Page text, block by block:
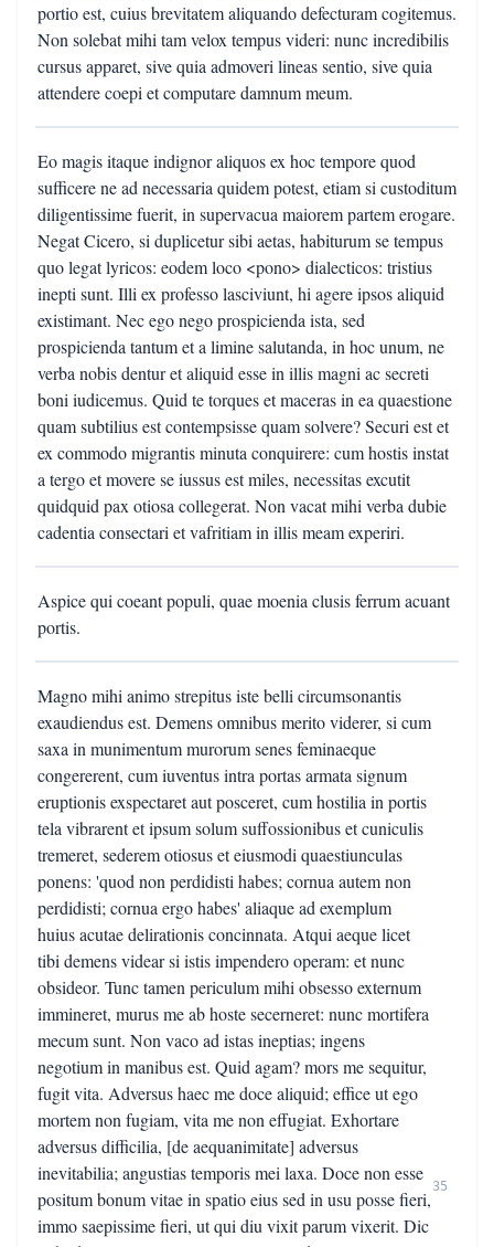
portio est, cuius brevitatem aliquando defecturam cogitemus.
Non solebat mihi tam velox tempus videri: nunc incredibilis
cursus apparet, sive quia admoveri lineas sentio, sive quia
attendere coepi et computare damnum meum.
Eo magis itaque indignor aliquos ex hoc tempore quod
sufficere ne ad necessaria quidem potest, etiam si custoditum
diligentissime fuerit, in supervacua maiorem partem erogare.
Negat Cicero, si duplicetur sibi aetas, habiturum se tempus
quo legat lyricos: eodem loco <pono> dialecticos: tristius
inepti sunt. Illi ex professo lasciviunt, hi agere ipsos aliquid
existimant. Nec ego nego prospicienda ista, sed
prospicienda tantum et a limine salutanda, in hoc unum, ne
verba nobis dentur et aliquid esse in illis magni ac secreti
boni iudicemus. Quid te torques et maceras in ea quaestione
quam subtilius est contempsisse quam solvere? Securi est et
ex commodo migrantis minuta conquirere: cum hostis instat
a tergo et movere se iussus est miles, necessitas excutit
quidquid pax otiosa collegerat. Non vacat mihi verba dubie
cadentia consectari et vafritiam in illis meam experiri.
Aspice qui coeant populi, quae moenia clusis ferrum acuant
portis.
Magno mihi animo strepitus iste belli circumsonantis
exaudiendus est. Demens omnibus merito viderer, si cum
saxa in munimentum murorum senes feminaeque
congererent, cum iuventus intra portas armata signum
eruptionis exspectaret aut posceret, cum hostilia in portis
tela vibrarent et ipsum solum suffossionibus et cuniculis
tremeret, sederem otiosus et eiusmodi quaestiunculas
ponens: 'quod non perdidisti habes; cornua autem non
perdidisti; cornua ergo habes' aliaque ad exemplum
huius acutae delirationis concinnata. Atqui aeque licet
tibi demens videar si istis impendero operam: et nunc
obsideor. Tunc tamen periculum mihi obsesso externum
immineret, murus me ab hoste secerneret: nunc mortifera
mecum sunt. Non vaco ad istas ineptias; ingens
negotium in manibus est. Quid agam? mors me sequitur,
fugit vita. Adversus haec me doce aliquid; effice ut ego
mortem non fugiam, vita me non effugiat. Exhortare
adversus difficilia, [de aequanimitate] adversus
inevitabilia; angustias temporis mei laxa. Doce non esse
positum bonum vitae in spatio eius sed in usu posse fieri,
immo saepissime fieri, ut qui diu vixit parum vixerit. Dic
35